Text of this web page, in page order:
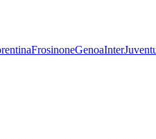
FrosinoneGenoaInter